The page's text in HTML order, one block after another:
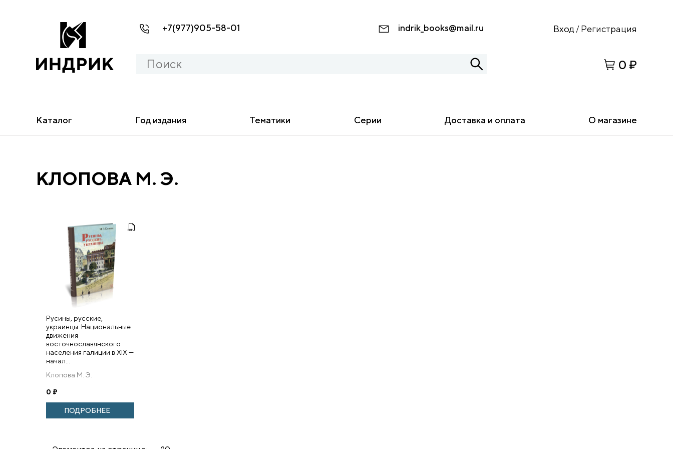
+7(977)905-58-01 indrik_books@mail.ru Вход / Регистрация
0 ₽
Каталог Год издания Тематики Серии Доставка и оплата О магазине
КЛОПОВА М. Э.
Русины, русские,
украинцы. Национальные
движения
восточнославянского
населения галиции в XIX —
начал...
Клопова М. Э.
0 ₽
ПОДРОБНЕЕ